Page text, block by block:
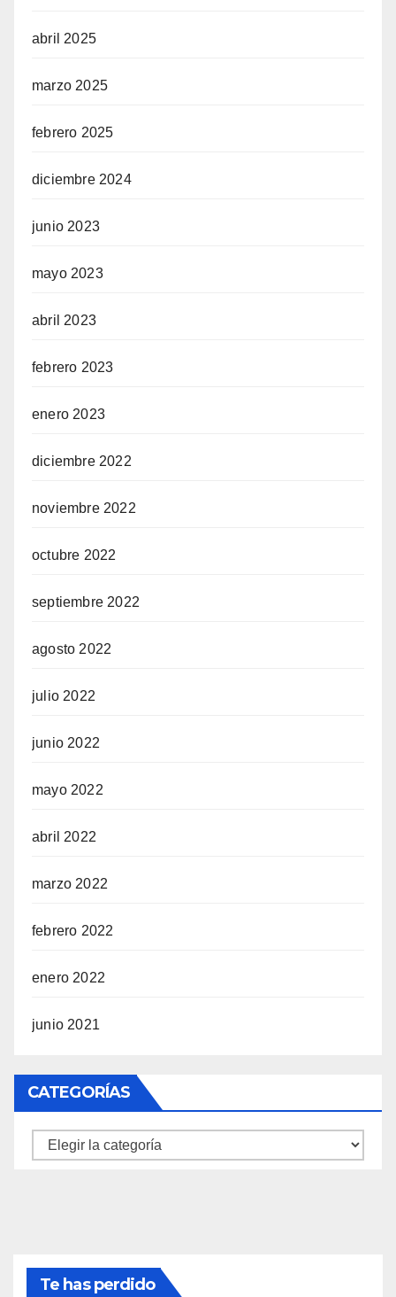
abril 2025
marzo 2025
febrero 2025
diciembre 2024
junio 2023
mayo 2023
abril 2023
febrero 2023
enero 2023
diciembre 2022
noviembre 2022
octubre 2022
septiembre 2022
agosto 2022
julio 2022
junio 2022
mayo 2022
abril 2022
marzo 2022
febrero 2022
enero 2022
junio 2021
CATEGORÍAS
Categorías
Te has perdido